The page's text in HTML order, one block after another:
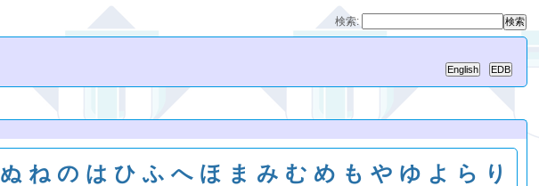
検索:
ぬ ね の は ひ ふ へ ほ ま み む め も や ゆ よ ら り